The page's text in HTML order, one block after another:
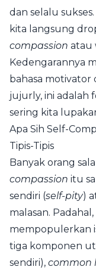
dan selalu
kita langsung
compassion atau
Kedengarannya
bahasa motivator
jujurly, ini adalah
sering kita
Apa Sih Self-
Tipis-Tipis
Banyak orang
compassion itu
sendiri (self-pity)
malasan.
mempopulerkan
tiga komponen
sendiri), common